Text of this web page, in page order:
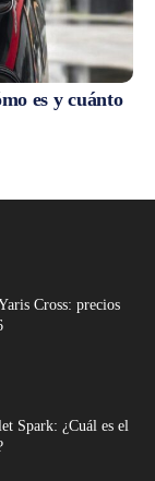
es y cuánto
Cross: precios
Spark: ¿Cuál es el